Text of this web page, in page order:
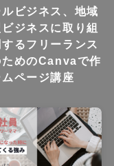
ビジネス、地域
ジネスに取り組
るフリーランス
ためのCanvaで作
ページ講座